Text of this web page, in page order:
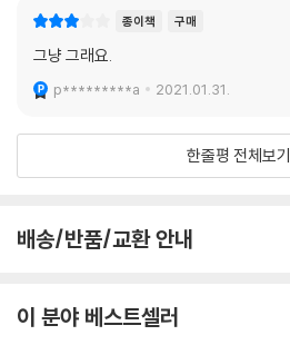
고등어 파스타
4. 그 외 파스타
상하이 파스타
리코타 치즈와 안심을 넣어 만든 카넬로니
오리엔탈 파스타
버터 소스로 버무린 감자ㆍ흑임자 뇨키
라구소스 페투치니
종이책 구매
그냥 그래요.
p*********a 2021.01.31.
한줄평 전체보기
배송/반품/교환 안내
이 분야 베스트셀러